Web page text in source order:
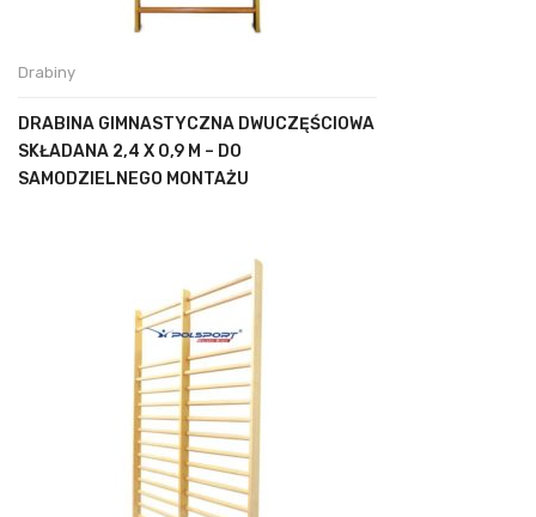
Drabiny
DRABINA GIMNASTYCZNA DWUCZĘŚCIOWA
SKŁADANA 2,4 X 0,9 M – DO
SAMODZIELNEGO MONTAŻU